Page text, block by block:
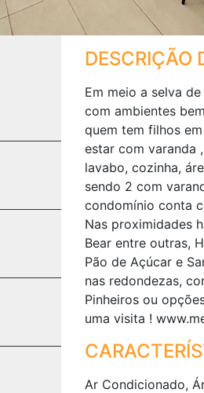
DESCRIÇÃO
Em meio a selva
com ambientes
quem tem filhos
estar com varanda
lavabo, cozinha,
sendo 2 com
condomínio conta
Nas proximidades
Bear entre outras,
Pão de Açúcar e
nas redondezas,
Pinheiros ou
uma visita !
Ar Condicionado,